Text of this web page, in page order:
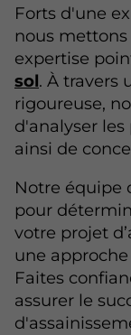
Forts d'une
nous
expertise
sol. À travers
rigoureuse,
d'analyser
ainsi de
Notre équipe
pour
votre projet
une
Faites
assurer le